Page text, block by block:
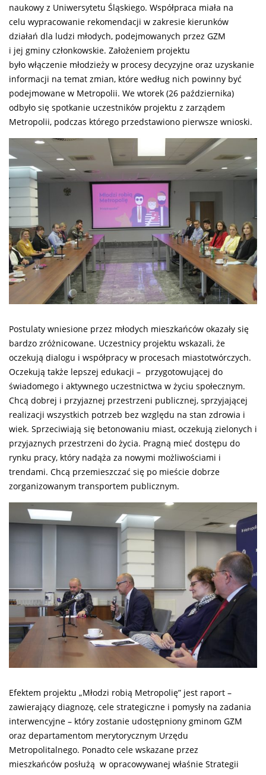
naukowy z Uniwersytetu Śląskiego. Współpraca miała na
celu wypracowanie rekomendacji w zakresie kierunków
działań dla ludzi młodych, podejmowanych przez GZM
i jej gminy członkowskie. Założeniem projektu
było włączenie młodzieży w procesy decyzyjne oraz uzyskanie
informacji na temat zmian, które według nich powinny być
podejmowane w Metropolii. We wtorek (26 października)
odbyło się spotkanie uczestników projektu z zarządem
Metropolii, podczas którego przedstawiono pierwsze wnioski.
Postulaty wniesione przez młodych mieszkańców okazały się
bardzo zróżnicowane. Uczestnicy projektu wskazali, że
oczekują dialogu i współpracy w procesach miastotwórczych.
Oczekują także lepszej edukacji – przygotowującej do
świadomego i aktywnego uczestnictwa w życiu społecznym.
Chcą dobrej i przyjaznej przestrzeni publicznej, sprzyjającej
realizacji wszystkich potrzeb bez względu na stan zdrowia i
wiek. Sprzeciwiają się betonowaniu miast, oczekują zielonych i
przyjaznych przestrzeni do życia. Pragną mieć dostępu do
rynku pracy, który nadąża za nowymi możliwościami i
trendami. Chcą przemieszczać się po mieście dobrze
zorganizowanym transportem publicznym.
Efektem projektu „Młodzi robią Metropolię” jest raport –
zawierający diagnozę, cele strategiczne i pomysły na zadania
interwencyjne – który zostanie udostępniony gminom GZM
oraz departamentom merytorycznym Urzędu
Metropolitalnego. Ponadto cele wskazane przez
mieszkańców posłużą w opracowywanej właśnie Strategii